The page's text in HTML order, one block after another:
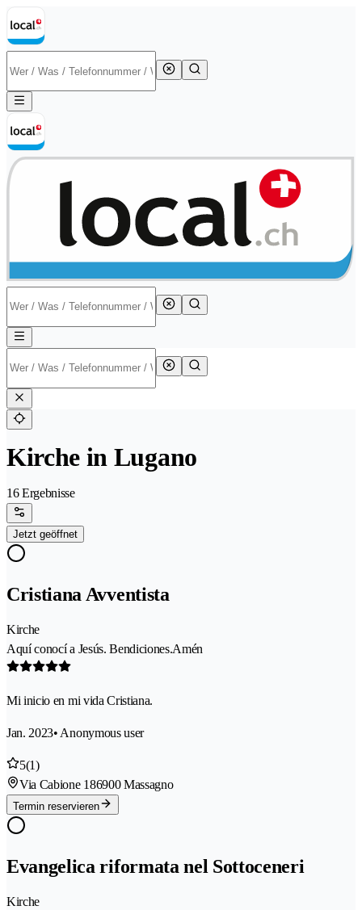
Kirche in Lugano
16 Ergebnisse
Jetzt geöffnet
Cristiana Avventista
Kirche
Aquí conocí a Jesús. Bendiciones.Amén
Mi inicio en mi vida Cristiana.
Jan. 2023• Anonymous user
5(1)
Via Cabione 186900 Massagno
Termin reservieren
Evangelica riformata nel Sottoceneri
Kirche